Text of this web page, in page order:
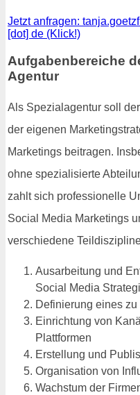
Jetzt anfragen:
[dot] de (Klick!)
Aufgabenbereiche
Agentur
Als Spezialagentur soll
der eigenen
Marketings beitragen.
ohne spezialisierte
zahlt sich professionelle
Social Media Marketings
verschiedene
Ausarbeitung und
Social Media
Definierung eines
Einrichtung von
Plattformen
Erstellung und
Organisation von
Wachstum der